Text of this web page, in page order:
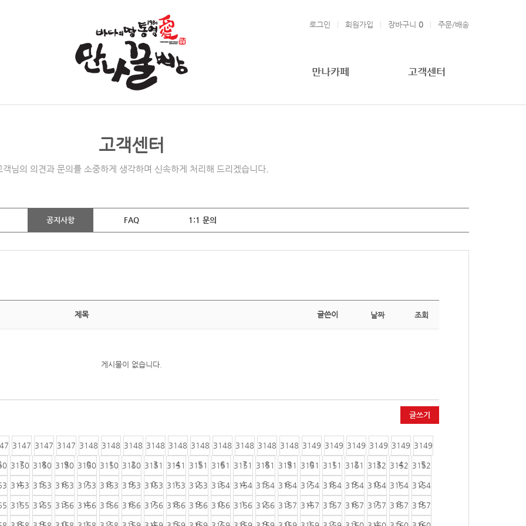
로그인 회원가입 장바구니 0 주문/배송
만나카페 고객센터
고객센터
객님의 의견과 문의를 소중하게 생각하며 신속하게 처리해 드리겠습니다.
공지사항 FAQ 1:1 문의
제목 글쓴이 날짜 조회
게시물이 없습니다.
글쓰기
3147
7
3147
8
3147
9
3148
0
3148
1
3148
2
3148
3
3148
4
3148
5
3148
6
3148
7
3148
8
3148
9
3149
0
3149
1
3149
2
3149
3
3149
4
3149
5
3150
4
3150
5
3150
6
3150
7
3150
8
3150
9
3151
0
3151
1
3151
2
3151
3
3151
4
3151
5
3151
6
3151
7
3151
8
3151
9
3152
0
3152
1
3152
2
3153
1
3153
2
3153
3
3153
4
3153
5
3153
6
3153
7
3153
8
3153
9
3154
0
3154
1
3154
2
3154
3
3154
4
3154
5
3154
6
3154
7
3154
8
3154
9
3155
8
3155
9
3156
0
3156
1
3156
2
3156
3
3156
4
3156
5
3156
6
3156
7
3156
8
3156
9
3157
0
3157
1
3157
2
3157
3
3157
4
3157
5
3157
6